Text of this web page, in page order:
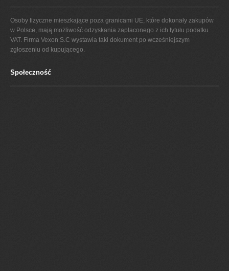
Osoby fizyczne mieszkające poza granicami UE, które dokonały zakupów
w Polsce, mają możliwość odzyskania zapłaconego z ich tytułu podatku
VAT. Firma Vexon S.C wystawia taki dokument po wcześniejszym
zgłoszeniu od kupującego.
Społeczność